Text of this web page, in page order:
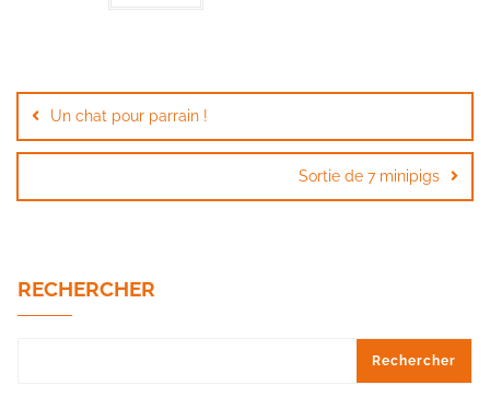
de
l’article
Un chat pour parrain !
Sortie de 7 minipigs
RECHERCHER
Rechercher